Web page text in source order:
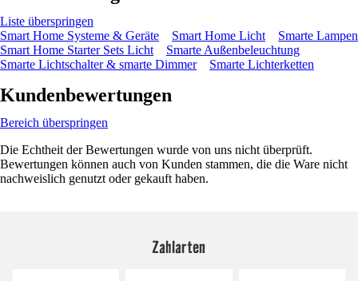
Liste überspringen
Smart Home Systeme & Geräte
Smart Home Licht
Smarte Lampen
Smart Home Starter Sets Licht
Smarte Außenbeleuchtung
Smarte Lichtschalter & smarte Dimmer
Smarte Lichterketten
Kundenbewertungen
Bereich überspringen
Die Echtheit der Bewertungen wurde von uns nicht überprüft.
Bewertungen können auch von Kunden stammen, die die Ware nicht
nachweislich genutzt oder gekauft haben.
Zahlarten